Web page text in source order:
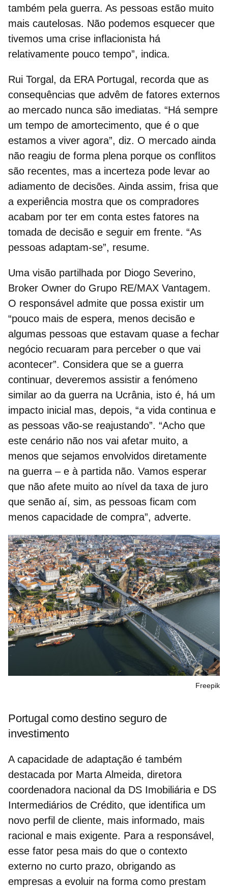
também pela guerra. As pessoas estão muito
mais cautelosas. Não podemos esquecer que
tivemos uma crise inflacionista há
relativamente pouco tempo”, indica.
Rui Torgal, da ERA Portugal, recorda que as
consequências que advêm de fatores externos
ao mercado nunca são imediatas. “Há sempre
um tempo de amortecimento, que é o que
estamos a viver agora”, diz. O mercado ainda
não reagiu de forma plena porque os conflitos
são recentes, mas a incerteza pode levar ao
adiamento de decisões. Ainda assim, frisa que
a experiência mostra que os compradores
acabam por ter em conta estes fatores na
tomada de decisão e seguir em frente. “As
pessoas adaptam-se”, resume.
Uma visão partilhada por Diogo Severino,
Broker Owner do Grupo RE/MAX Vantagem.
O responsável admite que possa existir um
“pouco mais de espera, menos decisão e
algumas pessoas que estavam quase a fechar
negócio recuaram para perceber o que vai
acontecer”. Considera que se a guerra
continuar, deveremos assistir a fenómeno
similar ao da guerra na Ucrânia, isto é, há um
impacto inicial mas, depois, “a vida continua e
as pessoas vão-se reajustando”. “Acho que
este cenário não nos vai afetar muito, a
menos que sejamos envolvidos diretamente
na guerra – e à partida não. Vamos esperar
que não afete muito ao nível da taxa de juro
que senão aí, sim, as pessoas ficam com
menos capacidade de compra”, adverte.
Freepik
Portugal como destino seguro de
investimento
A capacidade de adaptação é também
destacada por Marta Almeida, diretora
coordenadora nacional da DS Imobiliária e DS
Intermediários de Crédito, que identifica um
novo perfil de cliente, mais informado, mais
racional e mais exigente. Para a responsável,
esse fator pesa mais do que o contexto
externo no curto prazo, obrigando as
empresas a evoluir na forma como prestam